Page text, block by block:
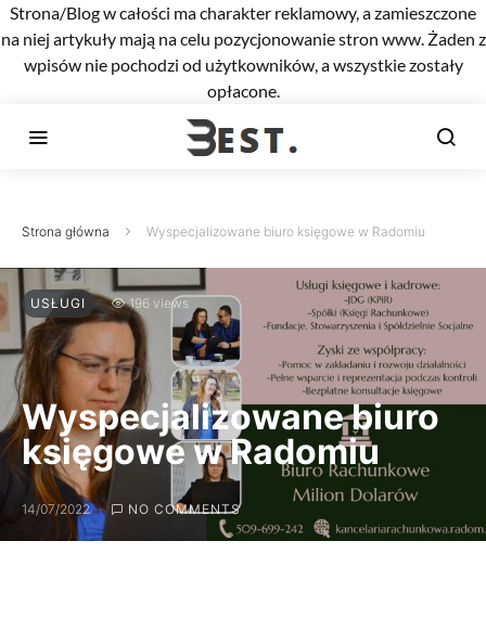
Strona/Blog w całości ma charakter reklamowy, a zamieszczone
na niej artykuły mają na celu pozycjonowanie stron www. Żaden z
wpisów nie pochodzi od użytkowników, a wszystkie zostały
opłacone.
Strona główna Wyspecjalizowane biuro księgowe w Radomiu
USŁUGI 196 views
Wyspecjalizowane biuro
księgowe w Radomiu
14/07/2022 NO COMMENTS